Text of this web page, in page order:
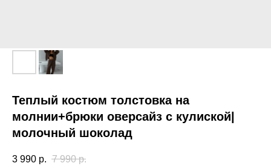
Теплый костюм толстовка на
молнии+брюки оверсайз с кулиской|
молочный шоколад
3 990 р. 7 990 р.